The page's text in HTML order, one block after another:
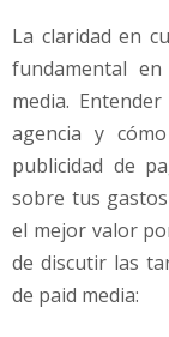
La claridad en
fundamental
media.
agencia y
publicidad de
sobre tus
el mejor valor
de discutir las
de paid media: